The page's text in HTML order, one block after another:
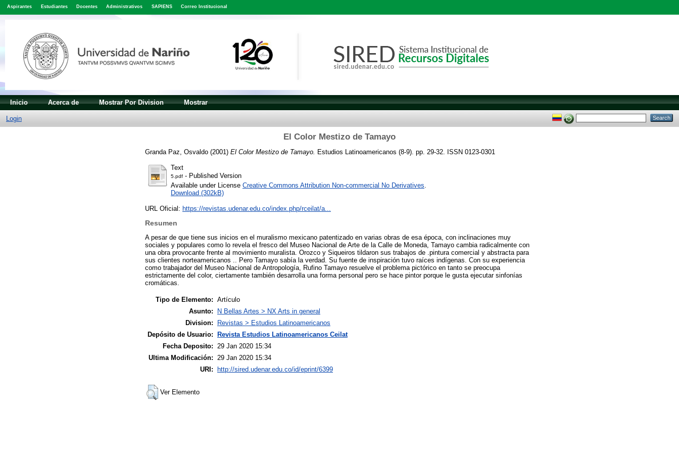
Aspirantes Estudiantes Docentes Administrativos SAPIENS Correo Institucional
Inicio Acerca de Mostrar Por Division Mostrar
Login
El Color Mestizo de Tamayo
Granda Paz, Osvaldo (2001) El Color Mestizo de Tamayo. Estudios Latinoamericanos (8-9). pp. 29-32. ISSN 0123-0301
Text
5.pdf - Published Version
Available under License Creative Commons Attribution Non-commercial No Derivatives.
Download (302kB)
URL Oficial: https://revistas.udenar.edu.co/index.php/rceilat/a...
Resumen
A pesar de que tiene sus inicios en el muralismo mexicano patentizado en varias obras de esa época, con inclinaciones muy
sociales y populares como lo revela el fresco del Museo Nacional de Arte de la Calle de Moneda, Tamayo cambia radicalmente con
una obra provocante frente al movimiento muralista. Orozco y Siqueiros tildaron sus trabajos de .pintura comercial y abstracta para
sus clientes norteamericanos .. Pero Tamayo sabía la verdad. Su fuente de inspiración tuvo raíces indígenas. Con su experiencia
como trabajador del Museo Nacional de Antropología, Rufino Tamayo resuelve el problema pictórico en tanto se preocupa
estrictamente del color, ciertamente también desarrolla una forma personal pero se hace pintor porque le gusta ejecutar sinfonías
cromáticas.
Tipo de Elemento: Artículo
Asunto:
N Bellas Artes > NX Arts in general
Division:
Revistas > Estudios Latinoamericanos
Depósito de Usuario: Revista Estudios Latinoamericanos Ceilat
Fecha Deposito:
29 Jan 2020 15:34
Ultima Modificación:
29 Jan 2020 15:34
URI: http://sired.udenar.edu.co/id/eprint/6399
Ver Elemento